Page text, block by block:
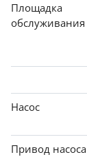
Площадка
обслуживания
Насос
Привод насоса